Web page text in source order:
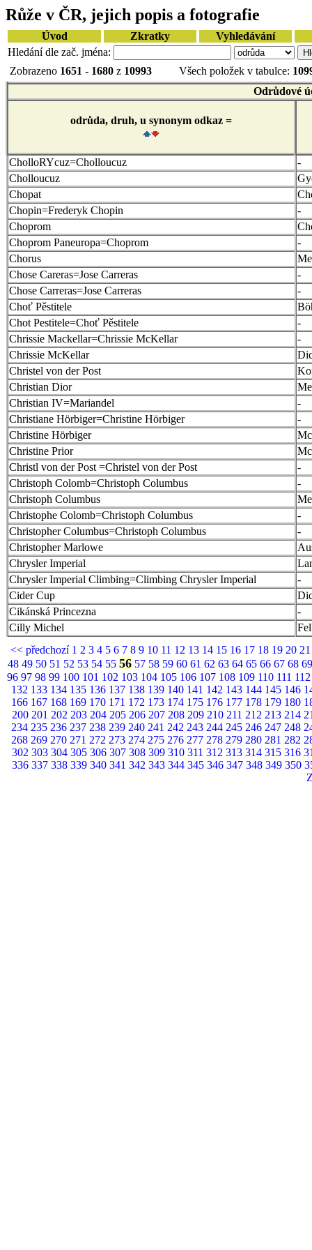
Růže v ČR, jejich popis a fotografie
Úvod Zkratky
Vyhledávání
Hledání dle zač. jména:
Zobrazeno 1651 - 1680 z 10993 Všech položek v tabulce:
Odrůdové
odrůda, druh, u synonym odkaz =
CholloRYcuz=Cholloucuz
-
Cholloucuz
Chopat
Chopin=Frederyk Chopin
-
Choprom
Choprom Paneuropa=Choprom
-
Chorus
Chose Careras=Jose Carreras
-
Chose Carreras=Jose Carreras
-
Choť Pěstitele
Chot Pestitele=Choť Pěstitele
-
Chrissie Mackellar=Chrissie McKellar
-
Chrissie McKellar
Christel von der Post
Christian Dior
Christian IV=Mariandel
-
Christiane Hörbiger=Christine Hörbiger
-
Christine Hörbiger
Christine Prior
Christl von der Post =Christel von der Post
-
Christoph Colomb=Christoph Columbus
-
Christoph Columbus
Christophe Colomb=Christoph Columbus
-
Christopher Columbus=Christoph Columbus
-
Christopher Marlowe
Chrysler Imperial
Chrysler Imperial Climbing=Climbing Chrysler Imperial
-
Cider Cup
Cikánská Princezna
-
Cilly Michel
<< předchozí 1 2 3 4 5 6 7 8 9 10 11 12 13 14 15 16 17 18 19 20
48 49 50 51 52 53 54 55 56 57 58 59 60 61 62 63 64 65 66 67 68
96 97 98 99 100 101 102 103 104 105 106 107 108 109 110 111
132 133 134 135 136 137 138 139 140 141 142 143 144 145 146
166 167 168 169 170 171 172 173 174 175 176 177 178 179 180
200 201 202 203 204 205 206 207 208 209 210 211 212 213 214
234 235 236 237 238 239 240 241 242 243 244 245 246 247 248
268 269 270 271 272 273 274 275 276 277 278 279 280 281 282
302 303 304 305 306 307 308 309 310 311 312 313 314 315 316
336 337 338 339 340 341 342 343 344 345 346 347 348 349 350